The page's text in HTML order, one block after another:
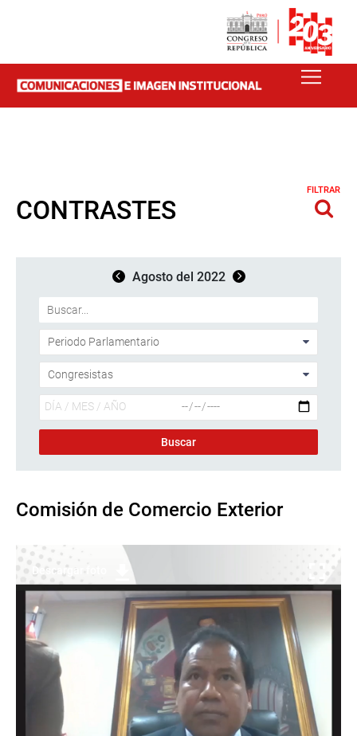
CONTRASTES
FILTRAR
Agosto del 2022
Comisión de Comercio Exterior
Descargar foto